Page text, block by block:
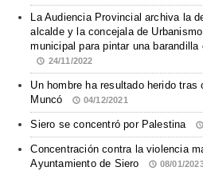
La Audiencia Provincial archiva la
alcalde y la concejala de
municipal para pintar una
24/11/2022
Un hombre ha resultado herido
Muncó
04/12/2021
Siero se concentró por Palestina
Concentración contra la violencia
Ayuntamiento de Siero
08/01/